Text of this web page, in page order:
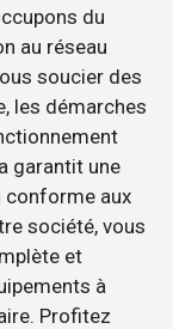
du
au réseau
soucier des
les démarches
garantit une
conforme aux
société, vous
et
à
Profitez